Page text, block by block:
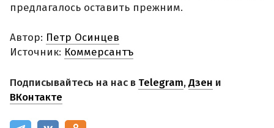
предлагалось оставить прежним.
Автор: Петр Осинцев
Источник: Коммерсантъ
Подписывайтесь на нас в Telegram,Дзен и
ВКонтакте